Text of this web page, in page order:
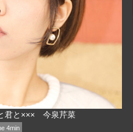
君と××× 今泉芹菜
4min